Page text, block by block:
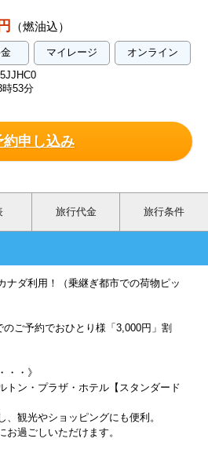
（燃油込）
マイレージ
オンライン
時53分
約申し込み
旅行代金 旅行条件
ダ利用！（乗継ぎ都市での荷物ピッ
のご予約でおひとり様「3,000円」割
・・》
トン・プラザ・ホテル【スタンダード
、観光やショッピングにも便利。
過ごしいただけます。